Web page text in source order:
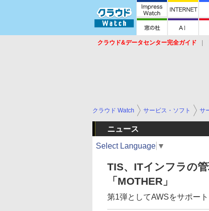
クラウド&データセンター完全ガイド
クラウド Watch サービス・ソフト サ
ニュース
Select Language ▼
TIS、ITインフラの
「MOTHER」
第1弾としてAWSをサポー